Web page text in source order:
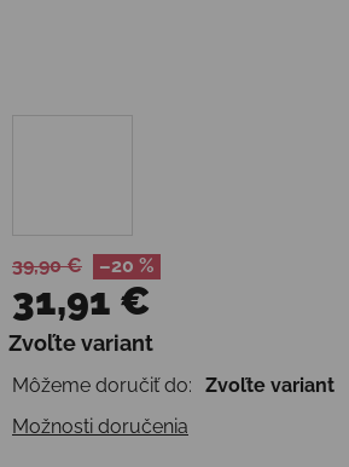
39,90 € –20 %
31,91 €
Jednotková cena:
Zvoľte variant
Môžeme doručiť do:
Zvoľte variant
Možnosti doručenia